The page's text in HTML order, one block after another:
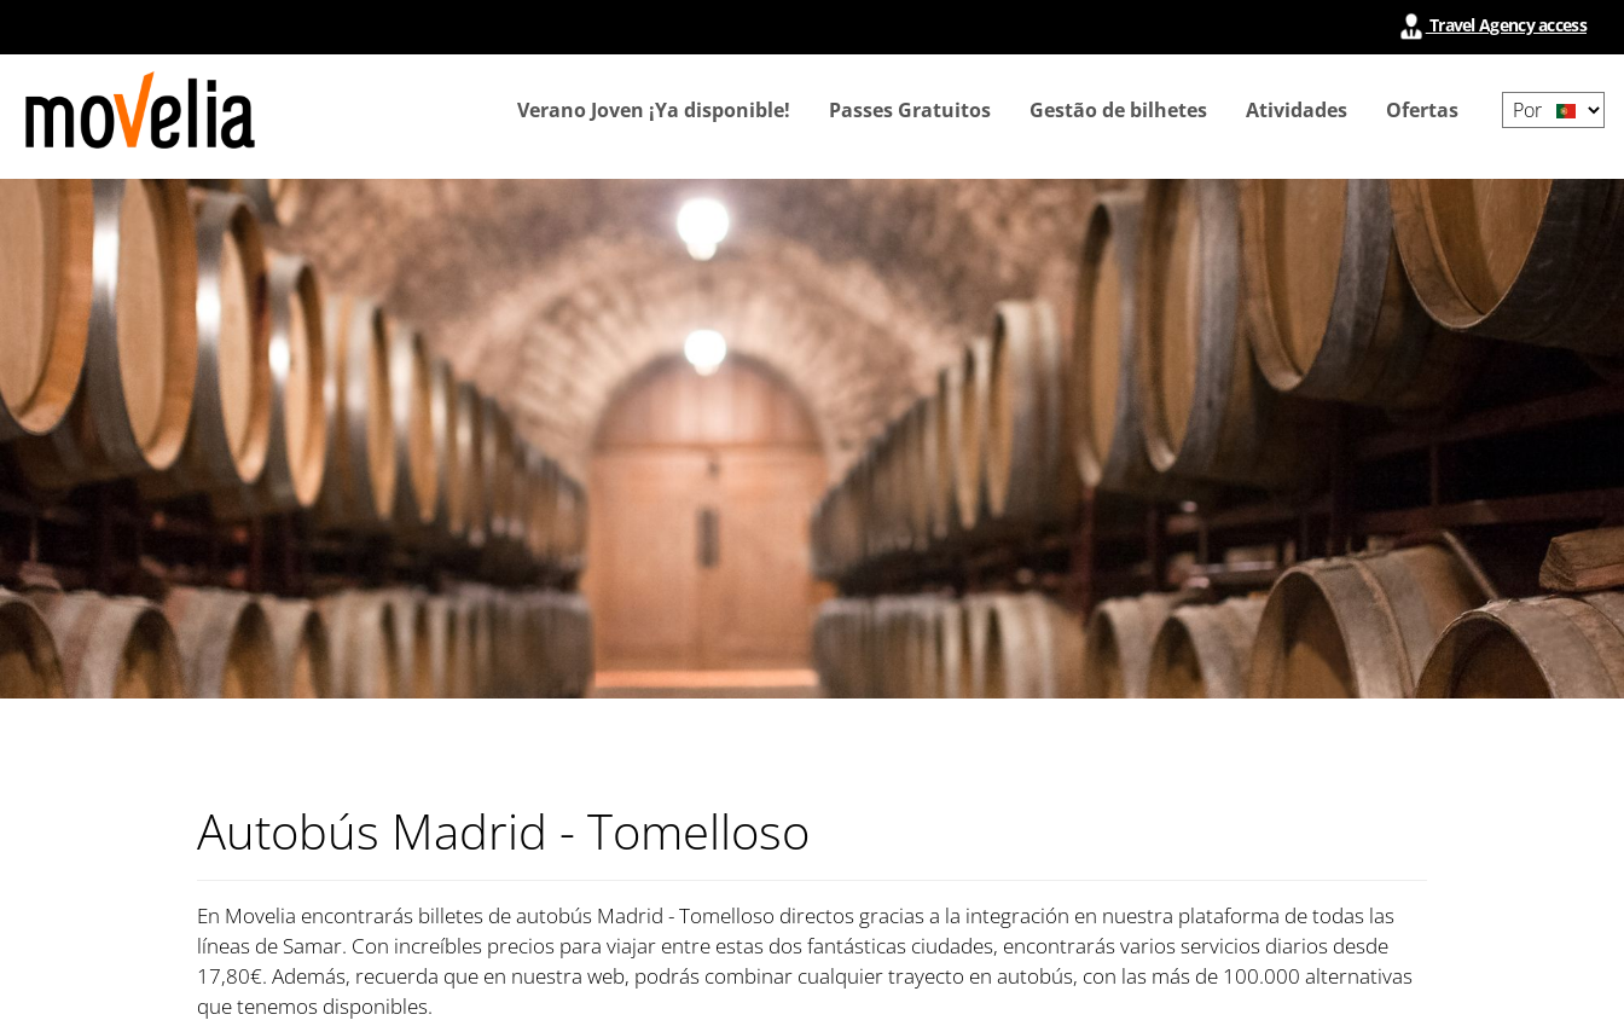
conteúdo
Travel Agency access
Verano Joven ¡Ya disponible! Passes Gratuitos Gestão de bilhetes Atividades Ofertas
your
Autobús Madrid - Tomelloso
En Movelia encontrarás billetes de autobús Madrid - Tomelloso directos gracias a la integración en nuestra plataforma de todas las
líneas de Samar. Con increíbles precios para viajar entre estas dos fantásticas ciudades, encontrarás varios servicios diarios desde
17,80€. Además, recuerda que en nuestra web, podrás combinar cualquier trayecto en autobús, con las más de 100.000 alternativas
que tenemos disponibles.